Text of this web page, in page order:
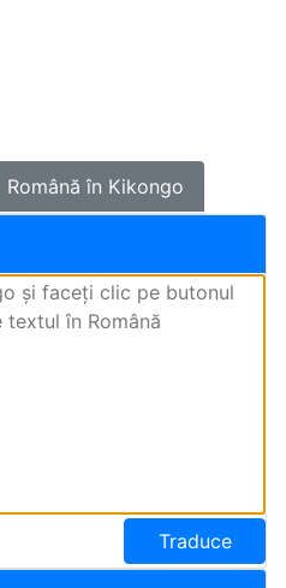
Română în Kikongo
Traduce